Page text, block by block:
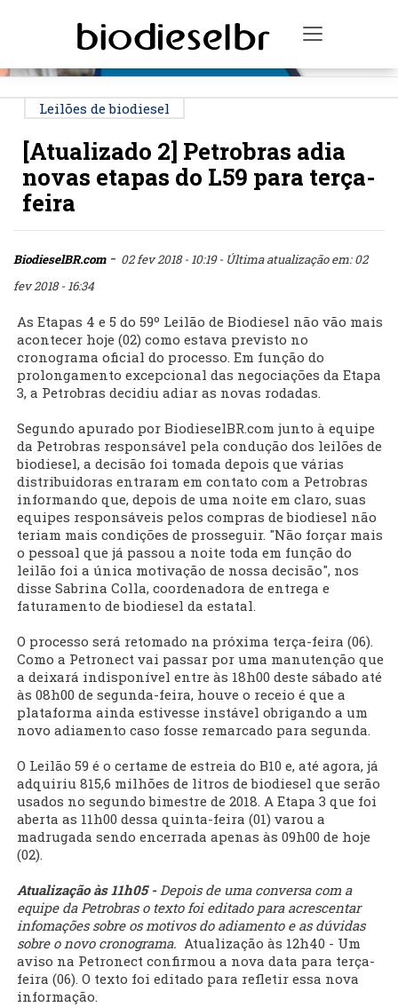
Toggle
Leilões de biodiesel
[Atualizado 2] Petrobras adia
novas etapas do L59 para terça-
feira
BiodieselBR.com- 02 fev 2018 - 10:19- Última atualização em: 02
fev 2018 - 16:34
As Etapas 4 e 5 do 59º Leilão de Biodiesel não vão mais
acontecer hoje (02) como estava previsto no
cronograma oficial do processo. Em função do
prolongamento excepcional das negociações da Etapa
3, a Petrobras decidiu adiar as novas rodadas.
Segundo apurado por BiodieselBR.com junto à equipe
da Petrobras responsável pela condução dos leilões de
biodiesel, a decisão foi tomada depois que várias
distribuidoras entraram em contato com a Petrobras
informando que, depois de uma noite em claro, suas
equipes responsáveis pelos compras de biodiesel não
teriam mais condições de prosseguir. "Não forçar mais
o pessoal que já passou a noite toda em função do
leilão foi a única motivação de nossa decisão", nos
disse Sabrina Colla, coordenadora de entrega e
faturamento de biodiesel da estatal.
O processo será retomado na próxima terça-feira (06).
Como a Petronect vai passar por uma manutenção que
a deixará indisponível entre às 18h00 deste sábado até
às 08h00 de segunda-feira, houve o receio é que a
plataforma ainda estivesse instável obrigando a um
novo adiamento caso fosse remarcado para segunda.
O Leilão 59 é o certame de estreia do B10 e, até agora, já
adquiriu 815,6 milhões de litros de biodiesel que serão
usados no segundo bimestre de 2018. A Etapa 3 que foi
aberta as 11h00 dessa quinta-feira (01) varou a
madrugada sendo encerrada apenas às 09h00 de hoje
(02).
Atualização às 11h05 -Depois de uma conversa com a
equipe da Petrobras o texto foi editado para acrescentar
infomações sobre os motivos do adiamento e as dúvidas
sobre o novo cronograma. Atualização às 12h40 - Um
aviso na Petronect confirmou a nova data para terça-
feira (06). O texto foi editado para refletir essa nova
informação.